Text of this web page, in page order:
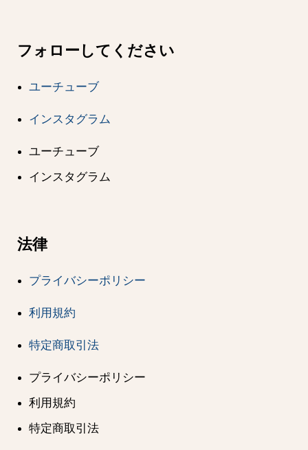
フォローしてください
ユーチューブ
インスタグラム
ユーチューブ
インスタグラム
法律
プライバシーポリシー
利用規約
特定商取引法
プライバシーポリシー
利用規約
特定商取引法